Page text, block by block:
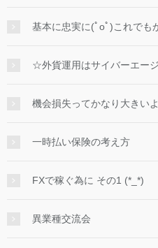
基本に忠実に(ﾟoﾟ)これでも
☆外貨運用はサイバーエー
機会損失ってかなり大きいよ
一時払い保険の考え方
FXで稼ぐ為に その1 (*_*)
異業種交流会